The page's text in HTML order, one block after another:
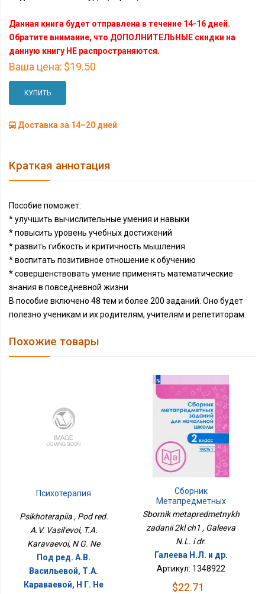
Данная книга будет отправлена в течение 14-16 дней.
Обратите внимание, что ДОПОЛНИТЕЛЬНЫЕ скидки на
данную книгу НЕ распространяются.
Ваша цена: $19.50
КУПИТЬ
Доставка за 14–20 дней
Краткая аннотация
Пособие поможет:
* улучшить вычислительные умения и навыки
* повысить уровень учебных достижений
* развить гибкость и критичность мышления
* воспитать позитивное отношение к обучению
* совершенствовать умение применять математические
знания в повседневной жизни
В пособие включено 48 тем и более 200 заданий. Оно будет
полезно ученикам и их родителям, учителям и репетиторам.
Похожие товары
Психотерапия
Psikhoterapiia , Pod red.
A.V. Vasil'evoi, T.A.
Karavaevoi, N G. Ne
Под ред. А.В.
Васильевой, Т.А.
Караваевой, Н Г. Не
Сборник
Метапредметных
Заданий 2кл Ч1
Sbornik metapredmetnykh
zadanii 2kl ch1 , Galeeva
N.L. i dr.
Галеева Н.Л. и др.
Артикул: 1348922
$22.71